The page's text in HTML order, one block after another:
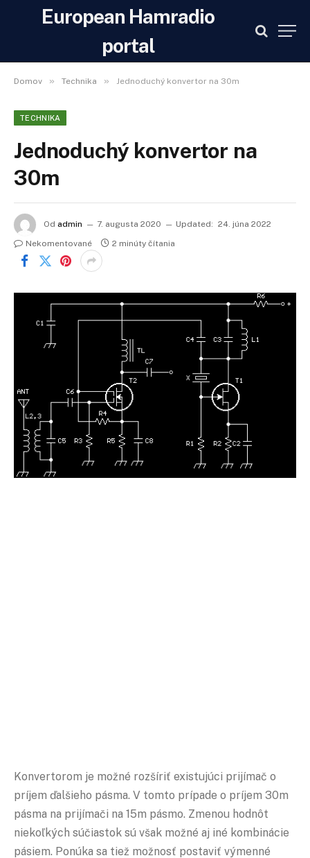
European Hamradio
portal
Domov » Technika » Jednoduchý konvertor na 30m
TECHNIKA
Jednoduchý konvertor na
30m
Od admin 7. augusta 2020 Updated: 24. júna 2022
Nekomentované
2 minúty čítania
Konvertorom je možné rozšíriť existujúci prijímač o
príjem ďalšieho pásma. V tomto prípade o príjem 30m
pásma na prijímači na 15m pásmo. Zmenou hodnôt
niekoľkých súčiastok sú však možné aj iné kombinácie
pásiem. Ponúka sa tiež možnosť postaviť výmenné